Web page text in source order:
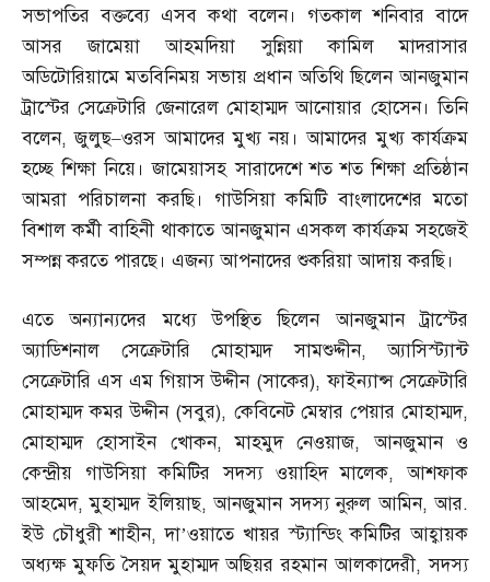
সভাপতির বক্তব্যে এসব কথা বলেন। গতকাল শনিবার বাদে
আসর জামেয়া আহমদিয়া সুন্নিয়া কামিল মাদরাসার
অডিটোরিয়ামে মতবিনিময় সভায় প্রধান অতিথি ছিলেন আনজুমান
ট্রাস্টের সেক্রেটারি জেনারেল মোহাম্মদ আনোয়ার হোসেন। তিনি
বলেন,জুলুছ–ওরস আমাদের মুখ্য নয়। আমাদের মুখ্য কার্যক্রম
হচ্ছে শিক্ষা নিয়ে। জামেয়াসহ সারাদেশে শত শত শিক্ষা প্রতিষ্ঠান
আমরা পরিচালনা করছি। গাউসিয়া কমিটি বাংলাদেশের মতো
বিশাল কর্মী বাহিনী থাকাতে আনজুমান এসকল কার্যক্রম সহজেই
সম্পন্ন করতে পারছে। এজন্য আপনাদের শুকরিয়া আদায় করছি।
এতে অন্যান্যদের মধ্যে উপস্থিত ছিলেন আনজুমান ট্রাস্টের
অ্যাডিশনাল সেক্রেটারি মোহাম্মদ সামশুদ্দীন,অ্যাসিস্ট্যান্ট
সেক্রেটারি এস এম গিয়াস উদ্দীন (সাকের),ফাইন্যান্স সেক্রেটারি
মোহাম্মদ কমর উদ্দীন (সবুর), কেবিনেট মেম্বার পেয়ার মোহাম্মদ,
মোহাম্মদ হোসাইন খোকন,মাহমুদ নেওয়াজ,আনজুমান ও
কেন্দ্রীয় গাউসিয়া কমিটির সদস্য ওয়াহিদ মালেক,আশফাক
আহমেদ,মুহাম্মদ ইলিয়াছ,আনজুমান সদস্য নুরুল আমিন,আর.
ইউ চৌধুরী শাহীন,দা’ওয়াতে খায়র স্ট্যান্ডিং কমিটির আহ্বায়ক
অধ্যক্ষ মুফতি সৈয়দ মুহাম্মদ অছিয়র রহমান আলকাদেরী,সদস্য